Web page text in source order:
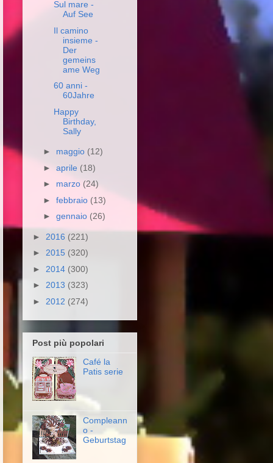
Sul mare -
Auf See
Il camino
insieme -
Der
gemeins
ame Weg
60 anni -
60Jahre
Happy
Birthday,
Sally
► maggio (12)
► aprile (18)
► marzo (24)
► febbraio (13)
► gennaio (26)
► 2016 (221)
► 2015 (320)
► 2014 (300)
► 2013 (323)
► 2012 (274)
Post più popolari
Café la
Patis serie
Compleann
o -
Geburtstag